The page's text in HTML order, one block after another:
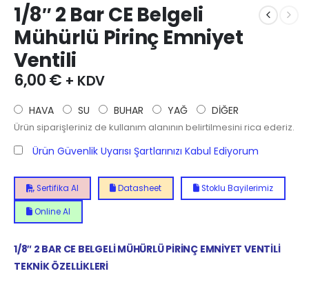
1/8″ 2 Bar CE Belgeli
Mühürlü Pirinç Emniyet
Ventili
6,00€ + KDV
HAVA SU BUHAR YAĞ DİĞER
Ürün siparişleriniz de kullanım alanının belirtilmesini rica ederiz.
Ürün Güvenlik Uyarısı Şartlarınızı Kabul Ediyorum
Sertifika Al Datasheet Stoklu Bayilerimiz
Online Al
1/8″ 2 BAR CE BELGELİ MÜHÜRLÜ PİRİNÇ EMNİYET VENTİLİ
TEKNİK ÖZELLİKLERİ